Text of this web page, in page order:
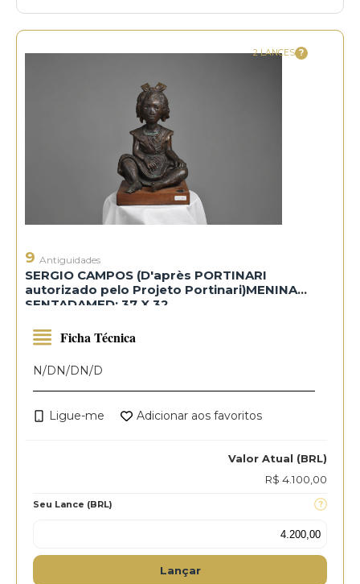
9 Antiguidades
SERGIO CAMPOS (D'après PORTINARI
autorizado pelo Projeto Portinari)MENINA
SENTADAMED: 37 X 32
2 LANCES
Valor Atual (BRL)
R$ 4.100,00
Seu Lance (BRL)
Lançar
Ficha Técnica
N/D N/D N/D
Ligue-me Adicionar aos favoritos